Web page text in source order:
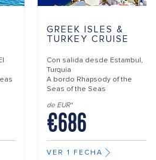
GREEK ISLES &
TURKEY CRUISE
Con salida desde Estambul,
Turquía
A bordo Rhapsody of the
Seas of the Seas
de EUR*
€686
VER 1 FECHA